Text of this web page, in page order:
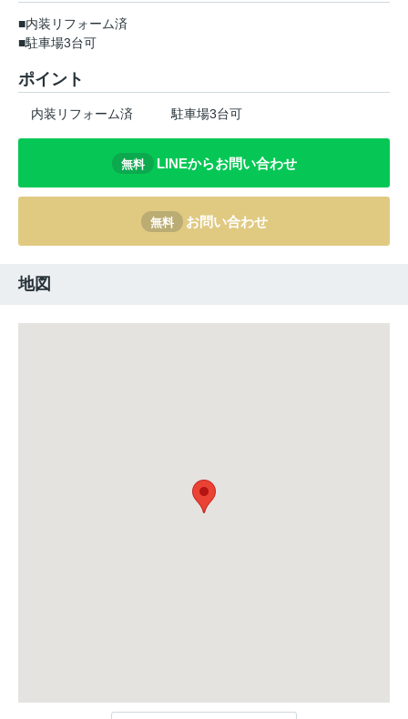
■内装リフォーム済
■駐車場3台可
ポイント
内装リフォーム済 駐車場3台可
無料 LINEからお問い合わせ
無料 お問い合わせ
地図